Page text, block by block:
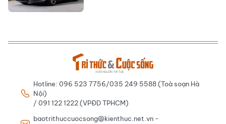
Hotline: 096 523 7756/035 249 5588 (Toà soạn Hà
Nội)
/ 091 122 1222 (VPĐD TPHCM)
baotrithuccuocsong@kienthuc.net.vn -